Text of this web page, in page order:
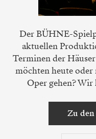
Der BÜHNE-
aktuellen
Terminen der
möchten heute
Oper gehen? Wir
Zu